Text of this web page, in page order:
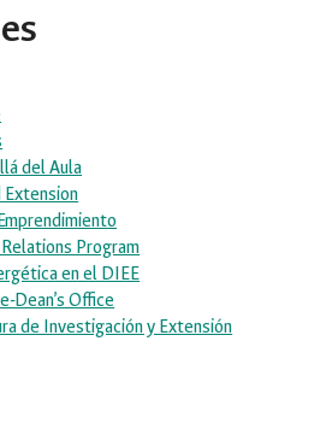
del Aula
Extension
Program
en el DIEE
Dean’s Office
de Investigación y Extensión